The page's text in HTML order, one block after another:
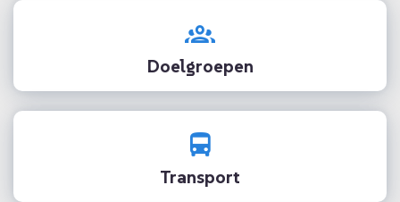
Doelgroepen
Transport